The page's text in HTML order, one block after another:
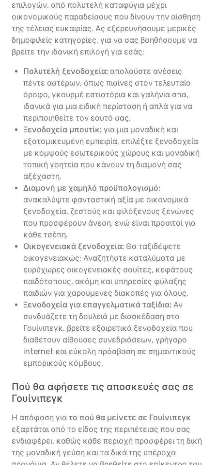
επιλογών, από πολυτελή καταφύγια μέχρι
οικονομικούς παραδείσους που δίνουν την αίσθηση
της τέλειας ευκαιρίας. Ας εξερευνήσουμε μερικές
δημοφιλείς κατηγορίες, για να σας βοηθήσουμε να
βρείτε την ιδανική επιλογή για εσάς:
Πολυτελή ξενοδοχεία: απολαύστε ανέσεις
πέντε αστέρων, όπως πισίνες στον τελευταίο
όροφο, γκουρμέ εστιατόρια και γαλήνια σπα,
ιδανικά για μια ειδική περίσταση ή απλά για να
περιποιηθείτε τον εαυτό σας.
Ξενοδοχεία μπουτίκ: για μια μοναδική και
εξατομικευμένη εμπειρία, επιλέξτε ξενοδοχεία
με κομψούς εσωτερικούς χώρους και μοναδική
τοπική γοητεία που κάνουν τη διαμονή σας
αξέχαστη.
Διαμονή με χαμηλό προϋπολογισμό:
ανακαλύψτε φανταστική αξία με οικονομικά
ξενοδοχεία, ζεστούς και φιλόξενους ξενώνες
που προσφέρουν άνεση, ενώ είναι προσιτοί για
κάθε τσέπη.
Οικογενειακά ξενοδοχεία: Θα ταξιδέψετε
οικογενειακώς; Αναζητήστε καταλύματα με
ευρύχωρες οικογενειακές σουίτες, κεφάτους
παιδότοπους, ακόμη και υπηρεσίες φύλαξης
παιδιών για χαρούμενες διακοπές για όλους.
Ξενοδοχεία για επαγγελματικά ταξίδια: Αν
συνδυάζετε τη δουλειά με διασκέδαση στο
Γουίνιπεγκ, βρείτε εξαιρετικά ξενοδοχεία που
διαθέτουν αίθουσες συνεδριάσεων, γρήγορο
internet και εύκολη πρόσβαση σε σημαντικούς
εμπορικούς κόμβους.
Πού θα αφήσετε τις αποσκευές σας σε
Γουίνιπεγκ
Η απόφαση για το πού θα μείνετε σε Γουίνιπεγκ
εξαρτάται από το είδος της περιπέτειας που σας
ενδιαφέρει, καθώς κάθε περιοχή προσφέρει τη δική
της μοναδική γεύση και τα δικά της υπέροχα